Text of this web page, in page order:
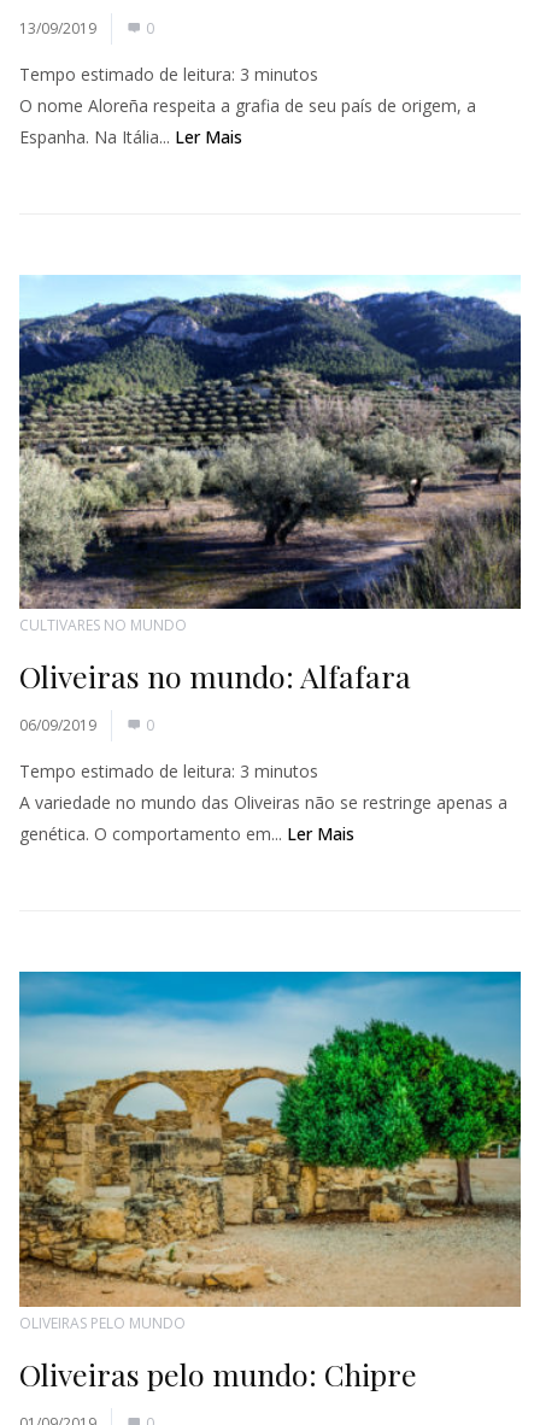
13/09/2019 0
Tempo estimado de leitura: 3 minutos
O nome Aloreña respeita a grafia de seu país de origem, a
Espanha. Na Itália... Ler Mais
CULTIVARES NO MUNDO
Oliveiras no mundo: Alfafara
06/09/2019 0
Tempo estimado de leitura: 3 minutos
A variedade no mundo das Oliveiras não se restringe apenas a
genética. O comportamento em... Ler Mais
OLIVEIRAS PELO MUNDO
Oliveiras pelo mundo: Chipre